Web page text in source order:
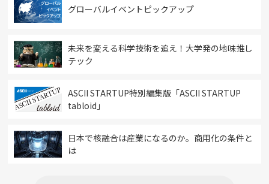
グローバルイベントピックアップ
未来を変える科学技術を追え！大学発の地味推し
テック
ASCII STARTUP特別編集版「ASCII STARTUP
tabloid」
日本で核融合は産業になるのか。商用化の条件と
は